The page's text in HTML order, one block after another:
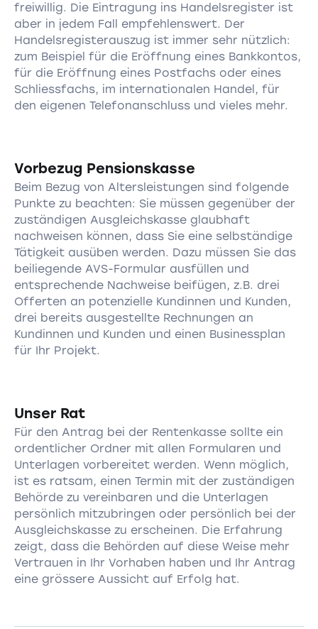
freiwillig. Die Eintragung ins Handelsregister ist
aber in jedem Fall empfehlenswert. Der
Handelsregisterauszug ist immer sehr nützlich:
zum Beispiel für die Eröffnung eines Bankkontos,
für die Eröffnung eines Postfachs oder eines
Schliessfachs, im internationalen Handel, für
den eigenen Telefonanschluss und vieles mehr.
Vorbezug Pensionskasse
Beim Bezug von Altersleistungen sind folgende
Punkte zu beachten: Sie müssen gegenüber der
zuständigen Ausgleichskasse glaubhaft
nachweisen können, dass Sie eine selbständige
Tätigkeit ausüben werden. Dazu müssen Sie das
beiliegende AVS-Formular ausfüllen und
entsprechende Nachweise beifügen, z.B. drei
Offerten an potenzielle Kundinnen und Kunden,
drei bereits ausgestellte Rechnungen an
Kundinnen und Kunden und einen Businessplan
für Ihr Projekt.
Unser Rat
Für den Antrag bei der Rentenkasse sollte ein
ordentlicher Ordner mit allen Formularen und
Unterlagen vorbereitet werden. Wenn möglich,
ist es ratsam, einen Termin mit der zuständigen
Behörde zu vereinbaren und die Unterlagen
persönlich mitzubringen oder persönlich bei der
Ausgleichskasse zu erscheinen. Die Erfahrung
zeigt, dass die Behörden auf diese Weise mehr
Vertrauen in Ihr Vorhaben haben und Ihr Antrag
eine grössere Aussicht auf Erfolg hat.